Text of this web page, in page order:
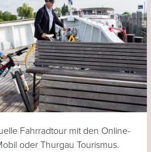
Fahrradtour mit den Online-
oder Thurgau Tourismus.